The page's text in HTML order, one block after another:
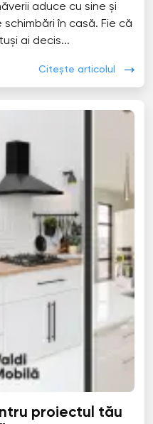
aduce cu sine și
în casă. Fie că
ai decis...
Citește articolul
proiectul tău